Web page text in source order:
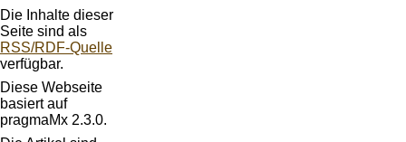
Die Inhalte dieser
Seite sind als
RSS/RDF-Quelle
verfügbar.
Diese Webseite
basiert auf
pragmaMx 2.3.0.